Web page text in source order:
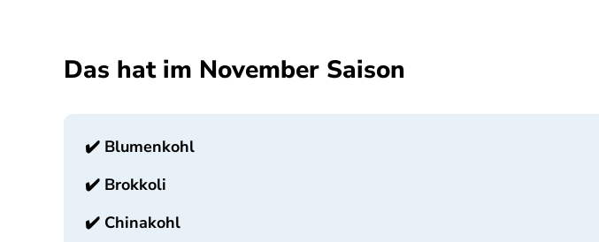
Das hat im November Saison
✔️ Blumenkohl
✔️ Brokkoli
✔️ Chinakohl